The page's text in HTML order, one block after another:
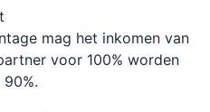
mag het inkomen van
voor 100% worden